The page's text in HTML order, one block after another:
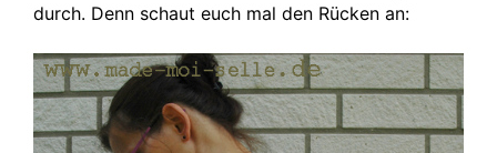
durch. Denn schaut euch mal den Rücken an: